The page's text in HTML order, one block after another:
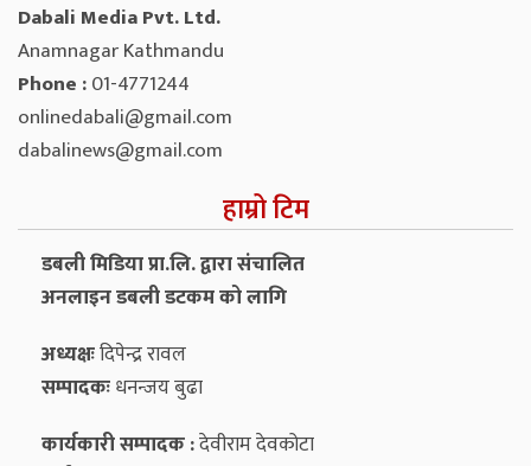
Dabali Media Pvt. Ltd.
Anamnagar Kathmandu
Phone :01-4771244
onlinedabali@gmail.com
dabalinews@gmail.com
हाम्रो टिम
डबली मिडिया प्रा.लि. द्वारा संचालित
अनलाइन डबली डटकम को लागि
अध्यक्षःदिपेन्द्र रावल
सम्पादकःधनन्‍जय बुढा
कार्यकारी सम्पादक :देवीराम देवकोटा